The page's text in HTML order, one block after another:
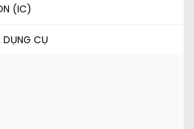
(IC)
DỤNG CỤ